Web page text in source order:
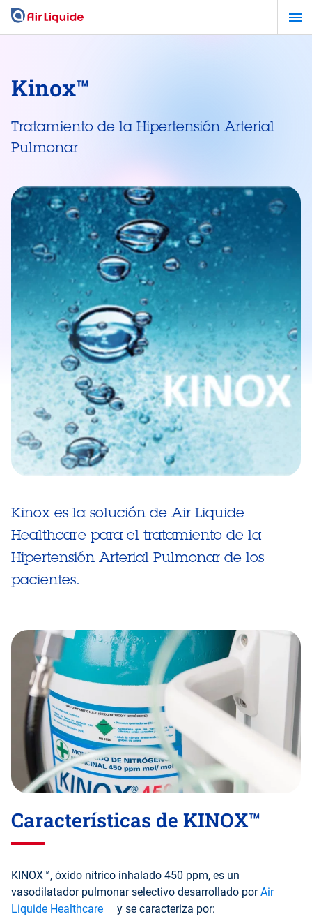
Pasar
Kinox™
Tratamiento de la Hipertensión Arterial
Pulmonar
Kinox es la solución de Air Liquide
Healthcare para el tratamiento de la
Hipertensión Arterial Pulmonar de los
pacientes.
Características de KINOX™
KINOX™, óxido nítrico inhalado 450 ppm, es un
vasodilatador pulmonar selectivo desarrollado porAir
Liquide Healthcare
y se caracteriza por: